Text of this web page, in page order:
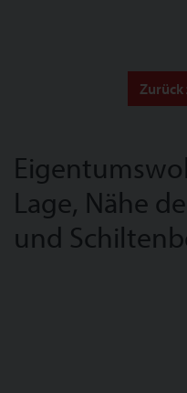
Zurück
Lage, Nähe
und